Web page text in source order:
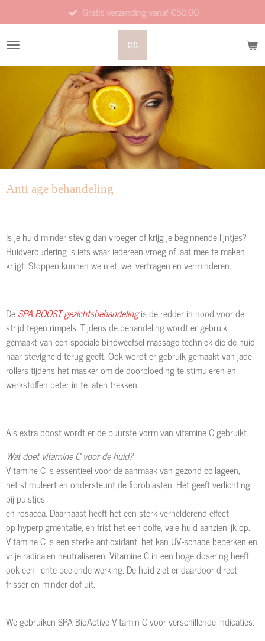
direct
naar
hoofdinhoud
Gratis verzending vanaf €50,00
Anti age behandeling
Is je huid minder stevig dan vroeger of krijg je beginnende lijntjes?
Huidveroudering is iets waar iedereen vroeg of laat mee te maken
krijgt. Stoppen kunnen we niet, wel vertragen en verminderen.
DeSPA BOOST gezichtsbehandelingis de redder in nood voor de
strijd tegen rimpels. Tijdens de behandeling wordt er gebruik
gemaakt van een speciale bindweefsel massage techniek die de huid
haar stevigheid terug geeft. Ook wordt er gebruik gemaakt van jade
rollers tijdens het masker om de doorbloeding te stimuleren en
werkstoffen beter in te laten trekken.
Als extra boost wordt er de puurste vorm van vitamine C gebruikt.
Wat doet vitamine C voor de huid?
Vitamine C is essentieel voor de aanmaak van gezond collageen,
het stimuleert en ondersteunt de fibroblasten. Het geeft verlichting
bij puistjes
en rosacea. Daarnaast heeft het een sterk verhelderend effect
op hyperpigmentatie, en frist het een doffe, vale huid aanzienlijk op.
Vitamine C is een sterke antioxidant, het kan UV-schade beperken en
vrije radicalen neutraliseren. Vitamine C in een hoge dosering heeft
ook een lichte peelende werking. De huid ziet er daardoor direct
frisser en minder dof uit.
We gebruiken SPA BioActive Vitamin C voor verschillende indicaties: